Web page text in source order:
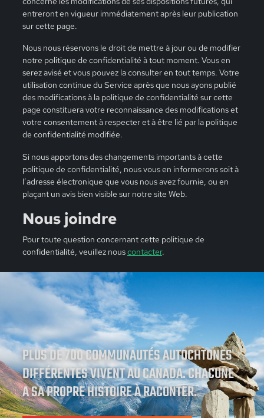
entreront en vigueur immédiatement après leur publication
sur cette page.
Nous nous réservons le droit de mettre à jour ou de modifier
notre politique de confidentialité à tout moment. Vous en
serez avisé et vous pouvez la consulter en tout temps. Votre
utilisation continue du Service après que nous ayons publié
des modifications à la politique de confidentialité sur cette
page constituera votre reconnaissance des modifications et
votre consentement à respecter et à être lié par la politique
de confidentialité modifiée.
Si nous apportons des changements importants à cette
politique de confidentialité, nous vous en informerons soit à
l’adresse électronique que vous nous avez fournie, ou en
plaçant un avis bien visible sur notre site Web.
Nous joindre
Pour toute question concernant cette politique de
confidentialité, veuillez nouscontacter.
PLUS DE 700 COMMUNAUTÉS AUTOCHTONES
DIFFÉRENTES VIVENT AU CANADA. CHACUNE
A SA PROPRE HISTOIRE À RACONTER.